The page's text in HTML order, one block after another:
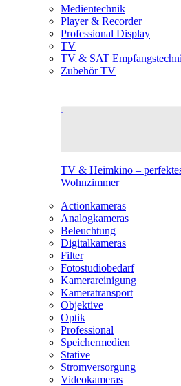
Medientechnik
Player & Recorder
Professional Display
TV
TV & SAT
Zubehör TV
TV & Heimkino –
Wohnzimmer
Actionkameras
Analogkameras
Beleuchtung
Digitalkameras
Filter
Fotostudiobedarf
Kamerareinigung
Kameratransport
Objektive
Optik
Professional
Speichermedien
Stative
Stromversorgung
Videokameras